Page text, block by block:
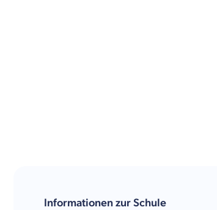
Informationen zur Schule